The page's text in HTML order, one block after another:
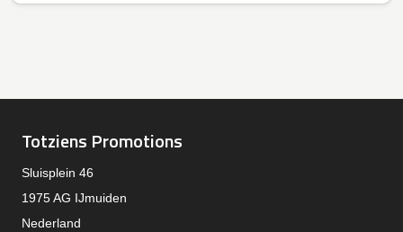
Totziens Promotions
Sluisplein 46
1975 AG IJmuiden
Nederland